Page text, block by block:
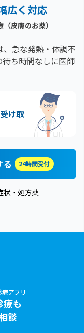
広く対応
（皮膚のお薬）
、急な発熱・体調不
待ち時間なしに医師
け取
る 24時間受付
状・処方薬
療アプリ
療も
談